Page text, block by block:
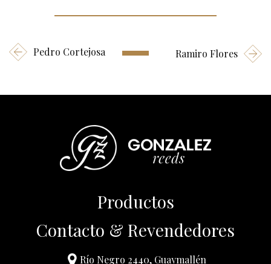
Pedro Cortejosa Ramiro Flores
Productos
Contacto & Revendedores
Río Negro 2440, Guaymallén